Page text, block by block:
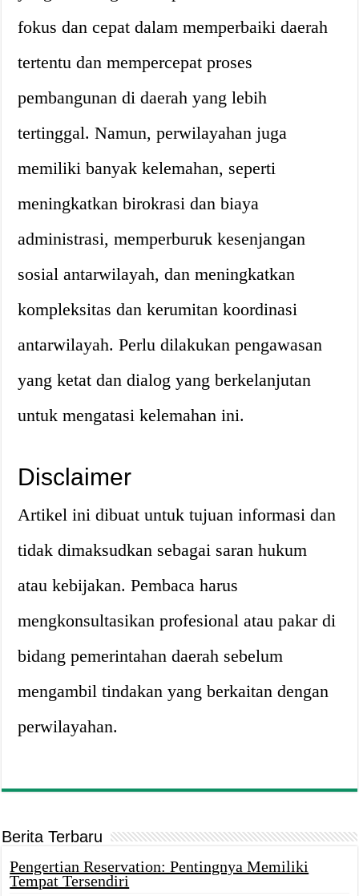
fokus dan cepat dalam memperbaiki daerah
tertentu dan mempercepat proses
pembangunan di daerah yang lebih
tertinggal. Namun, perwilayahan juga
memiliki banyak kelemahan, seperti
meningkatkan birokrasi dan biaya
administrasi, memperburuk kesenjangan
sosial antarwilayah, dan meningkatkan
kompleksitas dan kerumitan koordinasi
antarwilayah. Perlu dilakukan pengawasan
yang ketat dan dialog yang berkelanjutan
untuk mengatasi kelemahan ini.
Disclaimer
Artikel ini dibuat untuk tujuan informasi dan
tidak dimaksudkan sebagai saran hukum
atau kebijakan. Pembaca harus
mengkonsultasikan profesional atau pakar di
bidang pemerintahan daerah sebelum
mengambil tindakan yang berkaitan dengan
perwilayahan.
Berita Terbaru
Pengertian Reservation: Pentingnya Memiliki
Tempat Tersendiri